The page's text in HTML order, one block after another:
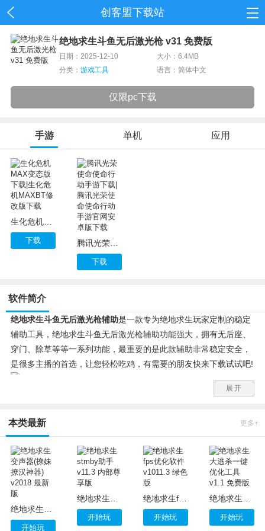
创客盟下载站
资讯
绝地求生斗鱼无后激光枪 v31 免费版
日期：2025-12-10
大小：6.4MB
分类： 游戏工具 语言：简体中文
仅限pc下载
手游 单机 应用
生化危机MAX变态版下载|生化危机MAXBT修改版下载
下载 腾讯光荣使命使命行动手游下载|腾讯光荣使命使命行动手游官网安卓版下载
下载
软件简介
绝地求生斗鱼无后激光枪辅助是一款专为绝地求生玩家定制的稳定
辅助工具，绝地求生斗鱼无后激光枪辅助功能强大，拥有无后座、
穿门、除草等等一系列功能，最重要的是此款辅助非常稳定安全，
是很多主播的首选，让您轻松吃鸡，有需要的朋友快来下载试试吧!
激光无后
主播增强
激光增强
使用说明：
打开辅助初始化完成 直接点登录 出现账号为空直接无视
建议打决赛圈 决赛圈全是伏地魔 有了除草吃鸡稳稳的
mini14 SKS 开连点秒人那是要多快有多快
这个上面的连点有的电脑开启没反应的 连点你们怎么顺手怎么用
展开
本类最新 更多+
开始玩
开始玩
绝地求生fps优化软件 v1011.3 绿色版
开始玩 开始玩